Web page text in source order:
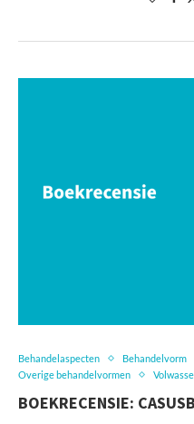
Behandelaspecten Behandelvorm
Overige behandelvormen
BOEKRECENSIE: